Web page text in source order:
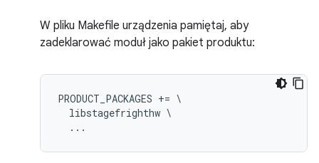
W pliku Makefile urządzenia pamiętaj, aby
zadeklarować moduł jako pakiet produktu:
PRODUCT_PACKAGES += \
  libstagefrighthw \